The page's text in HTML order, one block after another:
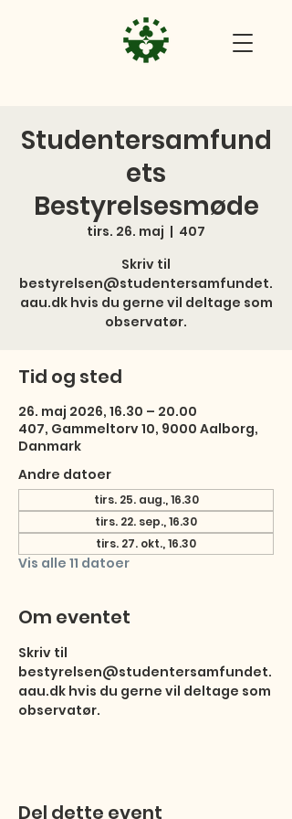
Studentersamfund
ets
Bestyrelsesmøde
tirs. 26. maj
  |
407
Skriv til
bestyrelsen@studentersamfundet.
aau.dk hvis du gerne vil deltage som
observatør.
Tid og sted
26. maj 2026, 16.30 – 20.00
407, Gammeltorv 10, 9000 Aalborg,
Danmark
Andre datoer
tirs. 25. aug., 16.30
tirs. 22. sep., 16.30
tirs. 27. okt., 16.30
Vis alle 11 datoer
Om eventet
Skriv til
bestyrelsen@studentersamfundet.
aau.dk hvis du gerne vil deltage som
observatør.
Del dette event